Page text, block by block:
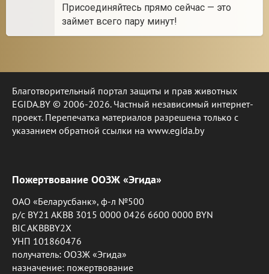
Присоединяйтесь прямо сейчас — это
займет всего пару минут!
Благотворительный портал защиты и прав животных
EGIDA.BY © 2006-2026. Частный независимый интернет-
проект. Перепечатка материалов разрешена только с
указанием обратной ссылки на www.egida.by
Пожертвование ООЗЖ «Эгида»
ОАО «Беларусбанк», ф-л №500
р/с BY21 AKBB 3015 0000 0426 6600 0000 BYN
BIC AKBBBY2X
УНП 101860476
получатель: ООЗЖ «Эгида»
назначение: пожертвование